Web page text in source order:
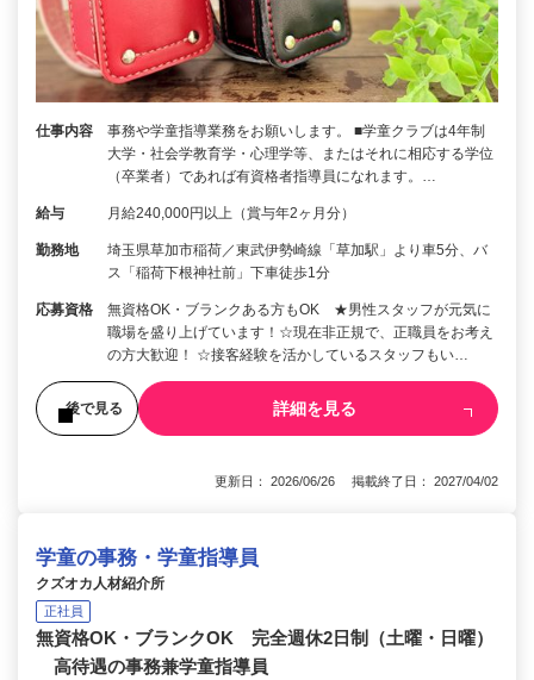
仕事内容
事務や学童指導業務をお願いします。 ■学童クラブは4年制
大学・社会学教育学・心理学等、またはそれに相応する学位
（卒業者）であれば有資格者指導員になれます。…
給与 月給240,000円以上（賞与年2ヶ月分）
勤務地
埼玉県草加市稲荷／東武伊勢崎線「草加駅」より車5分、バ
ス「稲荷下根神社前」下車徒歩1分
応募資格
無資格OK・ブランクある方もOK ★男性スタッフが元気に
職場を盛り上げています！☆現在非正規で、正職員をお考え
の方大歓迎！ ☆接客経験を活かしているスタッフもい…
後で見る 詳細を見る
更新日： 2026/06/26 掲載終了日： 2027/04/02
学童の事務・学童指導員
クズオカ人材紹介所
正社員
無資格OK・ブランクOK 完全週休2日制（土曜・日曜）
高待遇の事務兼学童指導員